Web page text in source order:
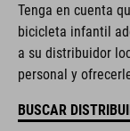
Tenga en cuenta
bicicleta infantil
a su distribuidor
personal y
BUSCAR